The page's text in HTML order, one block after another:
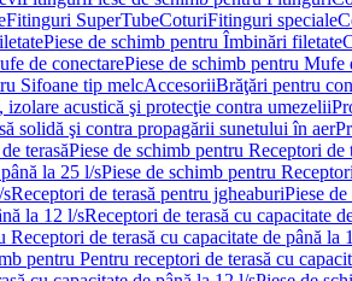
Fitinguri SuperTubeCoturiFitinguri speciale
Piese de schimb pentru Îmbinări filetate
de conectarePiese de schimb pentru Mufe
Sifoane tip melcAccesoriiBrăţări pentru
izolare acustică şi protecţie contra umezelii
solidă şi contra propagării sunetului în aer
terasăPiese de schimb pentru Receptori de
la 25 l/sPiese de schimb pentru
Receptori de terasă pentru jgheaburiPiese
la 12 l/sReceptori de terasă cu capacitate
Receptori de terasă cu capacitate de până la
pentru Pentru receptori de terasă cu